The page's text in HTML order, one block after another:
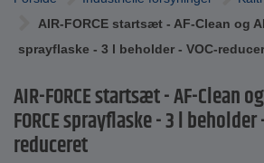
AIR-FORCE startsæt - AF-Clean og
sprayflaske - 3 l beholder - VOC-
AIR-FORCE startsæt - AF-Clean
FORCE sprayflaske - 3 l beholder
reduceret